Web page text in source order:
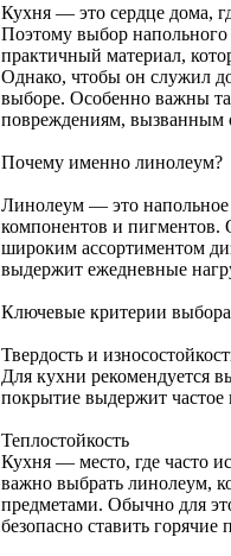
Кухня — это сердце дома,
Поэтому выбор
практичный материал,
Однако, чтобы он служил
выборе. Особенно важны
повреждениям, вызванным
Почему именно линолеум?
Линолеум — это
компонентов и пигментов.
широким ассортиментом
выдержит ежедневные
Ключевые критерии
Твердость и
Для кухни рекомендуется
покрытие выдержит частое
Теплостойкость
Кухня — место, где часто
важно выбрать линолеум,
предметами. Обычно для
безопасно ставить